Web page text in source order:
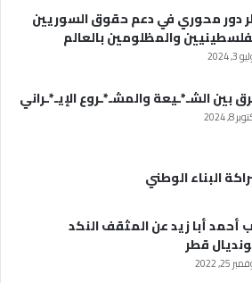
دور محوري في دعم حقوق السوريين
والمظلومين بالعالم
3, 2024
بين الشـ*ـيعة والمشـ*ـروع الإيـ*ـراني
8, 2024
البناء الوطني
أحمد أبا زيد عن المثقف النكد
قطر
25, 2022